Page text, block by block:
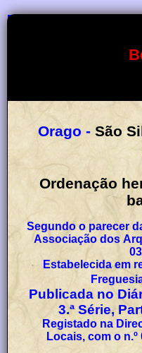
Orago - São
Ordenação
Segundo o parecer
Associação dos
Estabelecida em
Publicada no
3.ª Série,
Registado na
Locais, com o n.º